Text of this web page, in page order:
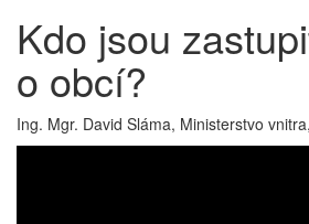
Kdo jsou
o obcí?
Ing. Mgr. David Sláma, Ministerstvo vnitra,